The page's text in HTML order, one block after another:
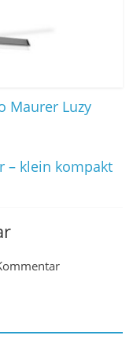
Maurer Luzy
– klein kompakt